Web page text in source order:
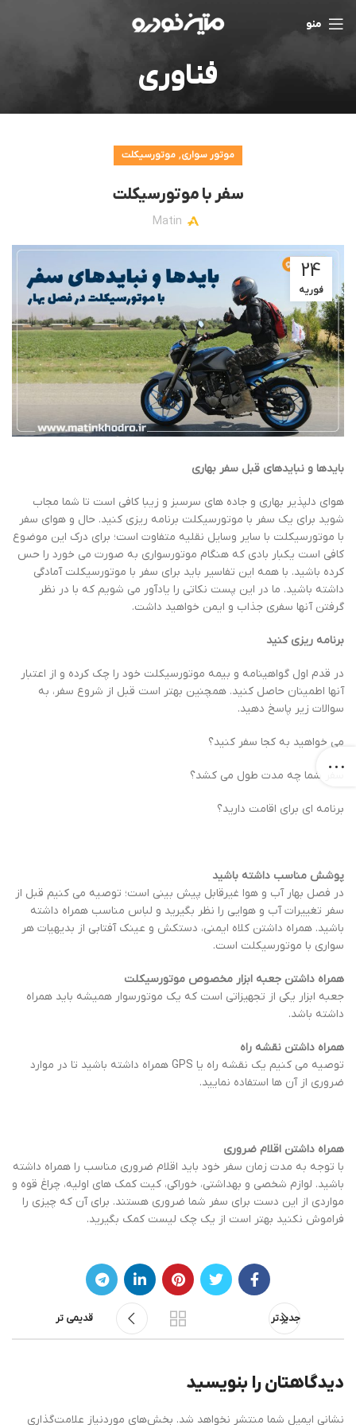
منو
فناوری
موتور سواری, موتورسیکلت
سفر با موتورسیکلت
Matin
24
فوریه
بایدها و نبایدهای قبل سفر بهاری
هوای دلپذیر بهاری و جاده ­های سرسبز و زیبا کافی است تا شما مجاب
شوید برای یک سفر با موتورسیکلت برنامه­ ریزی کنید. حال و هوای سفر
با موتورسیکلت با سایر وسایل نقلیه متفاوت است؛ برای درک این موضوع
کافی است یکبار بادی که هنگام موتورسواری به صورت می­ خورد را حس
کرده باشید. با همه این تفاسیر باید برای سفر با موتورسیکلت آمادگی
داشته باشید. ما در این پست نکاتی را یادآور می­ شویم که با در نظر
گرفتن آن­ها سفری جذاب و ایمن خواهید داشت.
برنامه­ ریزی کنید
در قدم اول گواهینامه و بیمه موتورسیکلت خود را چک کرده و از اعتبار
آن­ها اطمینان حاصل کنید. همچنین بهتر است قبل از شروع سفر، به
سوالات زیر پاسخ دهید.
می­ خواهید به کجا سفر کنید؟
سفر شما چه مدت طول می ­کشد؟
برنامه ­ای برای اقامت دارید؟
پوشش مناسب داشته باشید
در فصل بهار آب و هوا غیرقابل پیش بینی است؛ توصیه می کنیم قبل از
سفر تغییرات آب و هوایی را نظر بگیرید و لباس مناسب همراه داشته
باشید. همراه داشتن کلاه ایمنی، دستکش و عینک آفتابی از بدیهیات هر
سواری با موتورسیکلت است.
همراه داشتن جعبه ابزار مخصوص موتورسیکلت
جعبه ابزار یکی از تجهیزاتی است که یک موتورسوار همیشه باید همراه
داشته باشد.
همراه داشتن نقشه راه
توصیه می کنیم یک نقشه راه یا GPS همراه داشته باشید تا در موارد
ضروری از آن ها استفاده نمایید.
همراه داشتن اقلام ضروری
با توجه به مدت زمان سفر خود باید اقلام ضروری مناسب را همراه داشته
باشید. لوازم شخصی و بهداشتی، خوراکی، کیت کمک های اولیه، چراغ قوه و
مواردی از این دست برای سفر شما ضروری هستند. برای آن که چیزی را
فراموش نکنید بهتر است از یک چک لیست کمک بگیرید.
جدیدتر قدیمی تر
دیدگاهتان را بنویسید
نشانی ایمیل شما منتشر نخواهد شد. بخش‌های موردنیاز علامت‌گذاری